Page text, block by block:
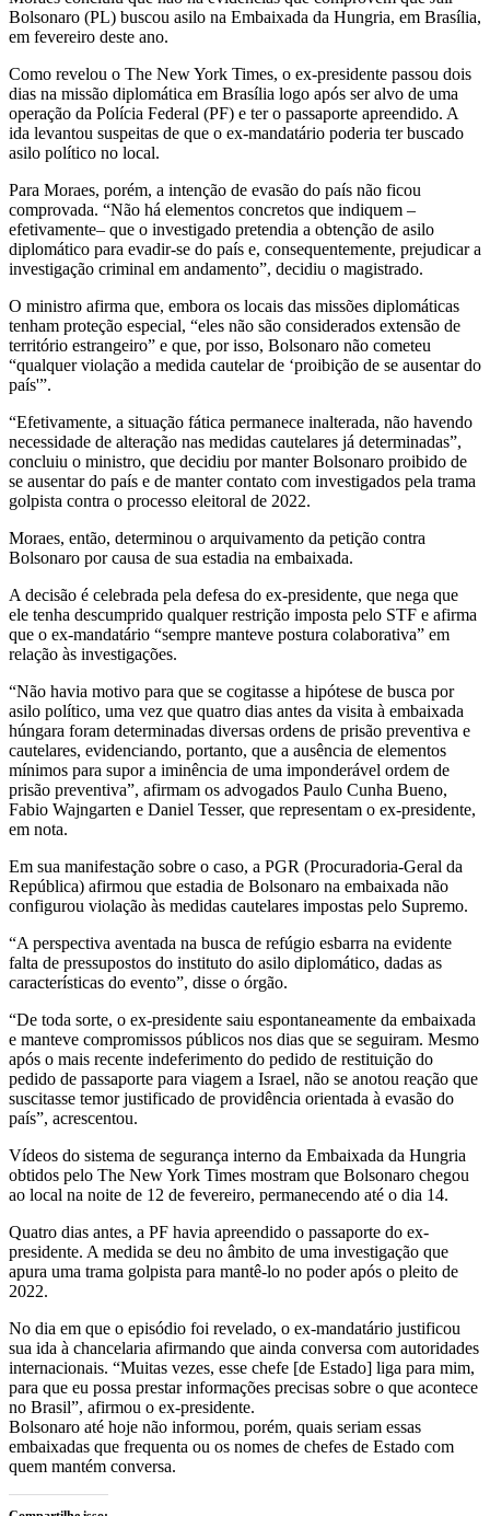
Bolsonaro (PL) buscou asilo na Embaixada da Hungria, em Brasília,
em fevereiro deste ano.
Como revelou o The New York Times, o ex-presidente passou dois
dias na missão diplomática em Brasília logo após ser alvo de uma
operação da Polícia Federal (PF) e ter o passaporte apreendido. A
ida levantou suspeitas de que o ex-mandatário poderia ter buscado
asilo político no local.
Para Moraes, porém, a intenção de evasão do país não ficou
comprovada. “Não há elementos concretos que indiquem –
efetivamente– que o investigado pretendia a obtenção de asilo
diplomático para evadir-se do país e, consequentemente, prejudicar a
investigação criminal em andamento”, decidiu o magistrado.
O ministro afirma que, embora os locais das missões diplomáticas
tenham proteção especial, “eles não são considerados extensão de
território estrangeiro” e que, por isso, Bolsonaro não cometeu
“qualquer violação a medida cautelar de ‘proibição de se ausentar do
país'”.
“Efetivamente, a situação fática permanece inalterada, não havendo
necessidade de alteração nas medidas cautelares já determinadas”,
concluiu o ministro, que decidiu por manter Bolsonaro proibido de
se ausentar do país e de manter contato com investigados pela trama
golpista contra o processo eleitoral de 2022.
Moraes, então, determinou o arquivamento da petição contra
Bolsonaro por causa de sua estadia na embaixada.
A decisão é celebrada pela defesa do ex-presidente, que nega que
ele tenha descumprido qualquer restrição imposta pelo STF e afirma
que o ex-mandatário “sempre manteve postura colaborativa” em
relação às investigações.
“Não havia motivo para que se cogitasse a hipótese de busca por
asilo político, uma vez que quatro dias antes da visita à embaixada
húngara foram determinadas diversas ordens de prisão preventiva e
cautelares, evidenciando, portanto, que a ausência de elementos
mínimos para supor a iminência de uma imponderável ordem de
prisão preventiva”, afirmam os advogados Paulo Cunha Bueno,
Fabio Wajngarten e Daniel Tesser, que representam o ex-presidente,
em nota.
Em sua manifestação sobre o caso, a PGR (Procuradoria-Geral da
República) afirmou que estadia de Bolsonaro na embaixada não
configurou violação às medidas cautelares impostas pelo Supremo.
“A perspectiva aventada na busca de refúgio esbarra na evidente
falta de pressupostos do instituto do asilo diplomático, dadas as
características do evento”, disse o órgão.
“De toda sorte, o ex-presidente saiu espontaneamente da embaixada
e manteve compromissos públicos nos dias que se seguiram. Mesmo
após o mais recente indeferimento do pedido de restituição do
pedido de passaporte para viagem a Israel, não se anotou reação que
suscitasse temor justificado de providência orientada à evasão do
país”, acrescentou.
Vídeos do sistema de segurança interno da Embaixada da Hungria
obtidos pelo The New York Times mostram que Bolsonaro chegou
ao local na noite de 12 de fevereiro, permanecendo até o dia 14.
Quatro dias antes, a PF havia apreendido o passaporte do ex-
presidente. A medida se deu no âmbito de uma investigação que
apura uma trama golpista para mantê-lo no poder após o pleito de
2022.
No dia em que o episódio foi revelado, o ex-mandatário justificou
sua ida à chancelaria afirmando que ainda conversa com autoridades
internacionais. “Muitas vezes, esse chefe [de Estado] liga para mim,
para que eu possa prestar informações precisas sobre o que acontece
no Brasil”, afirmou o ex-presidente.
Bolsonaro até hoje não informou, porém, quais seriam essas
embaixadas que frequenta ou os nomes de chefes de Estado com
quem mantém conversa.